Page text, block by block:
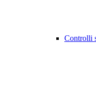
Controlli